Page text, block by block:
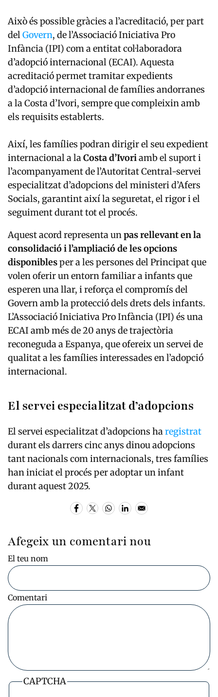
Això és possible gràcies a l’acreditació, per part
delGovern, de l’Associació Iniciativa Pro
Infància (IPI) com a entitat col·laboradora
d’adopció internacional (ECAI). Aquesta
acreditació permet tramitar expedients
d’adopció internacional de famílies andorranes
a la Costa d’Ivori, sempre que compleixin amb
els requisits establerts.
Així, les famílies podran dirigir el seu expedient
internacional a laCosta d’Ivoriamb el suport i
l’acompanyament de l’Autoritat Central-servei
especialitzat d’adopcions del ministeri d’Afers
Socials, garantint així la seguretat, el rigor i el
seguiment durant tot el procés.
Aquest acord representa unpas rellevant en la
consolidació i l’ampliació de les opcions
disponiblesper a les persones del Principat que
volen oferir un entorn familiar a infants que
esperen una llar, i reforça el compromís del
Govern amb la protecció dels drets dels infants.
L’Associació Iniciativa Pro Infància (IPI) és una
ECAI amb més de 20 anys de trajectòria
reconeguda a Espanya, que ofereix un servei de
qualitat a les famílies interessades en l’adopció
internacional.
El servei especialitzat d’adopcions
El servei especialitzat d’adopcions ha registrat
durant els darrers cinc anys dinou adopcions
tant nacionals com internacionals, tres famílies
han iniciat el procés per adoptar un infant
durant aquest 2025.
Afegeix un comentari nou
El teu nom
Comentari
CAPTCHA